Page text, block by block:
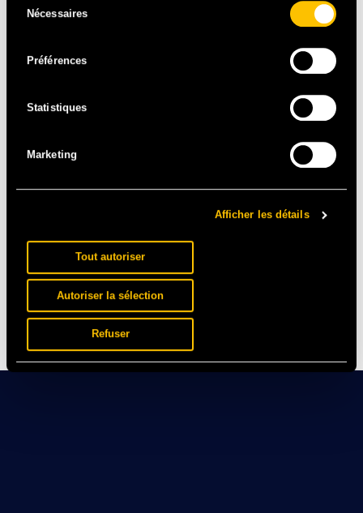
duNécessaires
Préférences
Statistiques
Marketing
Afficher les détails
Tout autoriser
Autoriser la sélection
Refuser
Beatmaker et producteur de renom, Guts aime les défis et
disco et le hip-hop, le groove est sans conteste son 6e
sens ! Vous connaissez par coeur And The Living Is Easy
le choix : LET’S GROOVE !